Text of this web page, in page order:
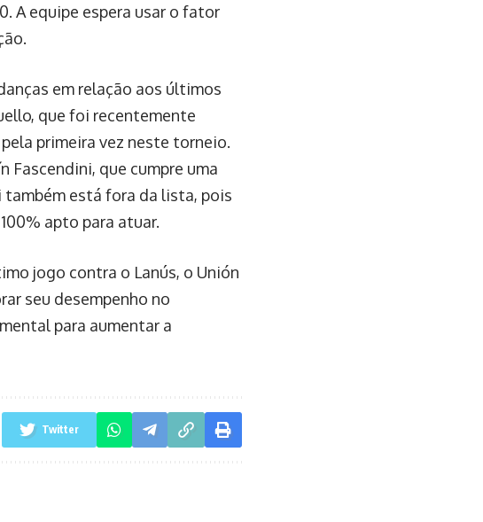
A equipe espera usar o fator
em relação aos últimos
que foi recentemente
primeira vez neste torneio.
Fascendini, que cumpre uma
também está fora da lista, pois
apto para atuar.
jogo contra o Lanús, o Unión
seu desempenho no
para aumentar a
Twitter